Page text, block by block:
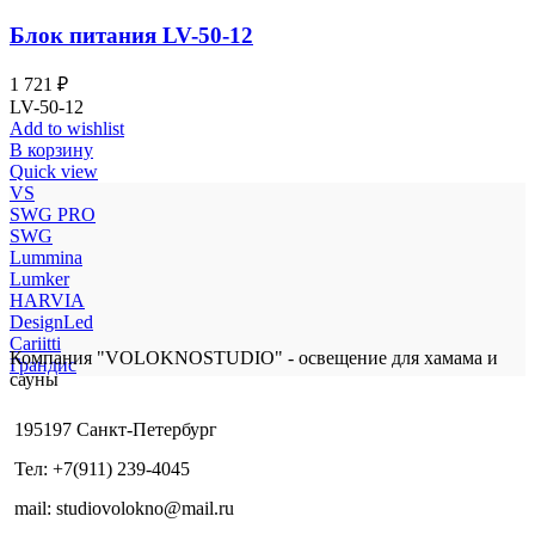
Блок питания LV-50-12
1 721 ₽
LV-50-12
Add to wishlist
В корзину
Quick view
VS
SWG PRO
SWG
Lummina
Lumker
HARVIA
DesignLed
Cariitti
Грандис
Компания "VOLOKNOSTUDIO" - освещение для хамама и
сауны
195197 Санкт-Петербург
Тел: +7(911) 239-4045
mail: studiovolokno@mail.ru